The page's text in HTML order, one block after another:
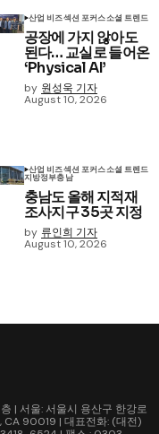
산업 비즈섹션 포커스소셜 트렌드
공장에 가지 않아도
된다… 교실로 들어온
‘Physical AI’
by 원성욱 기자
August 10, 2026
산업 비즈섹션 포커스소셜 트렌드
지방정부충남
충남도 올해 지적재
조사지구 35곳 지정
by 류인희 기자
August 10, 2026
| 서울: 서울시 용산구 한강로
90019 | 대표전화: (대전)